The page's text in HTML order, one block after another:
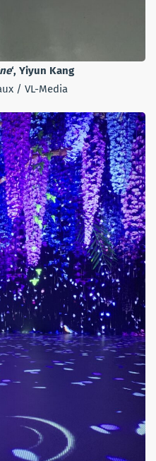
‘, Yiyun Kang
/ VL-Media